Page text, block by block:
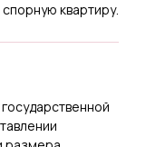
спорную квартиру.